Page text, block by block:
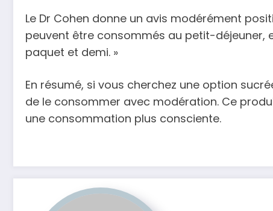
Le Dr Cohen donne un avis modérément
peuvent être consommés au petit-déjeuner,
paquet et demi. »
En résumé, si vous cherchez une option
de le consommer avec modération. Ce
une consommation plus consciente.